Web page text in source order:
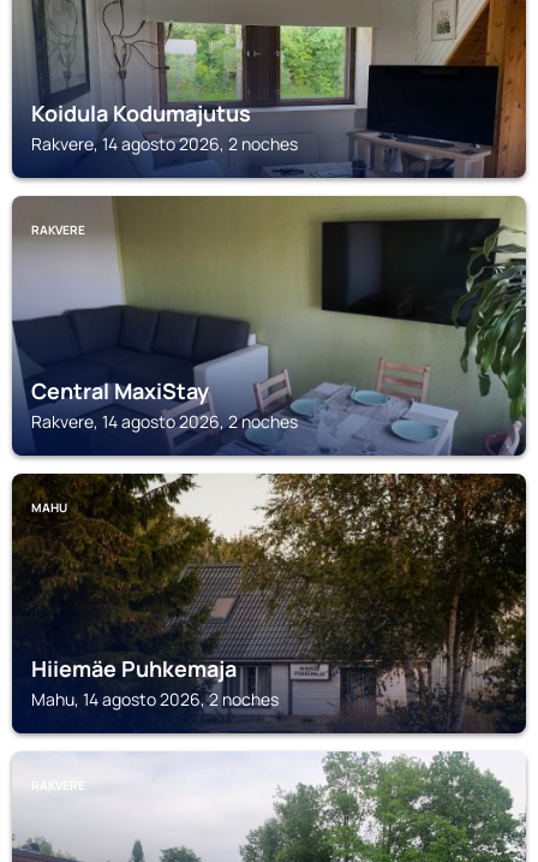
Koidula Kodumajutus
Rakvere, 14 agosto 2026, 2 noches
RAKVERE
Central MaxiStay
Rakvere, 14 agosto 2026, 2 noches
MAHU
Hiiemäe Puhkemaja
Mahu, 14 agosto 2026, 2 noches
RAKVERE